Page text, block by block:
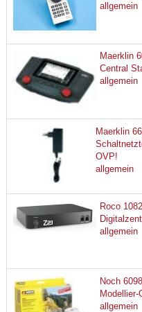
allgemein
Maerklin
Central
allgemein
Maerklin
OVP!
allgemein
Roco
allgemein
Noch
Modellier-
allgemein